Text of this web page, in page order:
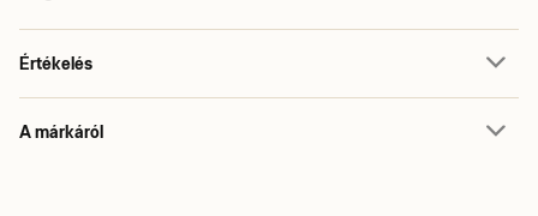
Értékelés
A márkáról